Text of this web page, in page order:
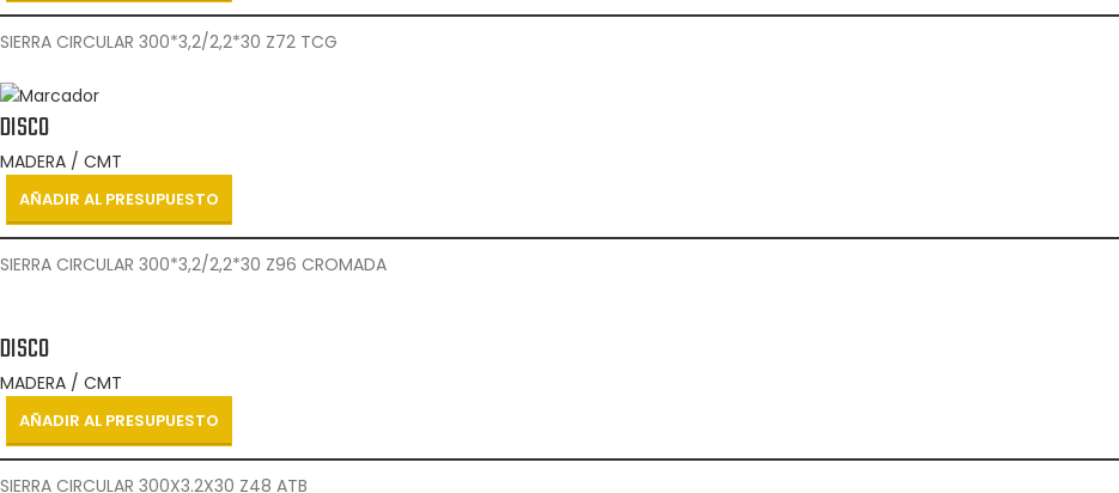
SIERRA CIRCULAR 300*3,2/2,2*30 Z72 TCG
DISCO
MADERA / CMT
AÑADIR AL PRESUPUESTO
SIERRA CIRCULAR 300*3,2/2,2*30 Z96 CROMADA
DISCO
MADERA / CMT
AÑADIR AL PRESUPUESTO
SIERRA CIRCULAR 300X3.2X30 Z48 ATB